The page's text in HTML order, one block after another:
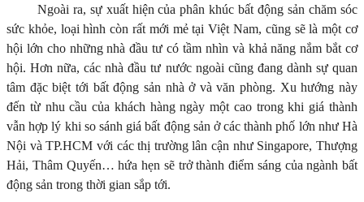
Ngoài ra, sự xuất hiện của phân khúc bất động sản chăm sóc
sức khỏe, loại hình còn rất mới mẻ tại Việt Nam, cũng sẽ là một cơ
hội lớn cho những nhà đầu tư có tầm nhìn và khả năng nắm bắt cơ
hội. Hơn nữa, các nhà đầu tư nước ngoài cũng đang dành sự quan
tâm đặc biệt tới bất động sản nhà ở và văn phòng. Xu hướng này
đến từ nhu cầu của khách hàng ngày một cao trong khi giá thành
vẫn hợp lý khi so sánh giá bất động sản ở các thành phố lớn như Hà
Nội và TP.HCM với các thị trường lân cận như Singapore, Thượng
Hải, Thâm Quyến… hứa hẹn sẽ trở thành điểm sáng của ngành bất
động sản trong thời gian sắp tới.